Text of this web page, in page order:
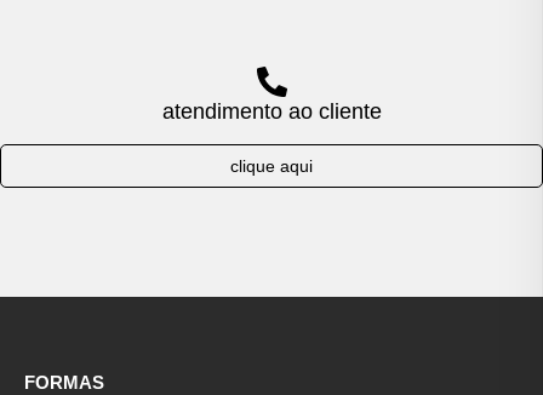
atendimento ao cliente
clique aqui
FORMAS